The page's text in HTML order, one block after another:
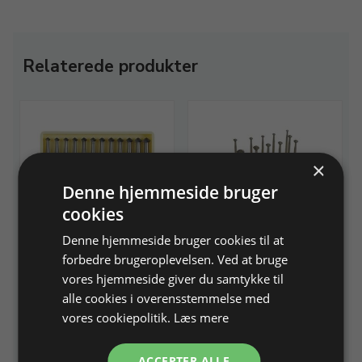
Relaterede produkter
90°, Busch
På lager
90°, Busch
472,87 DKK
×
Denne hjemmeside bruger
cookies
Denne hjemmeside bruger cookies til at
forbedre brugeroplevelsen. Ved at bruge
vores hjemmeside giver du samtykke til
alle cookies i overensstemmelse med
vores cookiepolitik. Læs mere